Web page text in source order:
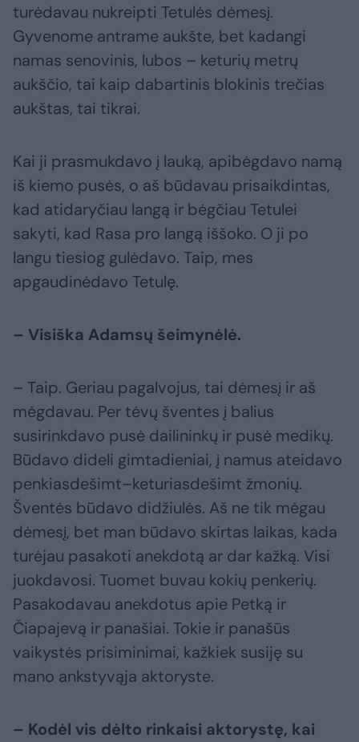
turėdavau nukreipti Tetulės dėmesį.
Gyvenome antrame aukšte, bet kadangi
namas senovinis, lubos – keturių metrų
aukščio, tai kaip dabartinis blokinis trečias
aukštas, tai tikrai.
Kai ji prasmukdavo į lauką, apibėgdavo namą
iš kiemo pusės, o aš būdavau prisaikdintas,
kad atidaryčiau langą ir bėgčiau Tetulei
sakyti, kad Rasa pro langą iššoko. O ji po
langu tiesiog gulėdavo. Taip, mes
apgaudinėdavo Tetulę.
– Visiška Adamsų šeimynėlė.
– Taip. Geriau pagalvojus, tai dėmesį ir aš
mėgdavau. Per tėvų šventes į balius
susirinkdavo pusė dailininkų ir pusė medikų.
Būdavo dideli gimtadieniai, į namus ateidavo
penkiasdešimt–keturiasdešimt žmonių.
Šventės būdavo didžiulės. Aš ne tik mėgau
dėmesį, bet man būdavo skirtas laikas, kada
turėjau pasakoti anekdotą ar dar kažką. Visi
juokdavosi. Tuomet buvau kokių penkerių.
Pasakodavau anekdotus apie Petką ir
Čiapajevą ir panašiai. Tokie ir panašūs
vaikystės prisiminimai, kažkiek susiję su
mano ankstyvąja aktoryste.
– Kodėl vis dėlto rinkaisi aktorystę, kai